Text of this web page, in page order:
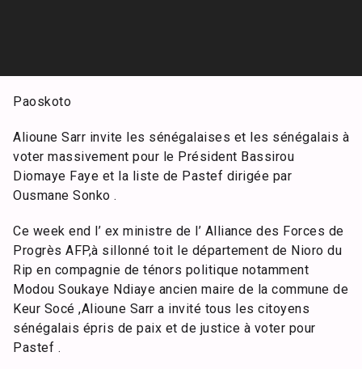
Paoskoto
Alioune Sarr invite les sénégalaises et les sénégalais à
voter massivement pour le Président Bassirou
Diomaye Faye et la liste de Pastef dirigée par
Ousmane Sonko .
Ce week end l’ ex ministre de l’ Alliance des Forces de
Progrès AFP,à sillonné toit le département de Nioro du
Rip en compagnie de ténors politique notamment
Modou Soukaye Ndiaye ancien maire de la commune de
Keur Socé ,Alioune Sarr a invité tous les citoyens
sénégalais épris de paix et de justice à voter pour
Pastef .